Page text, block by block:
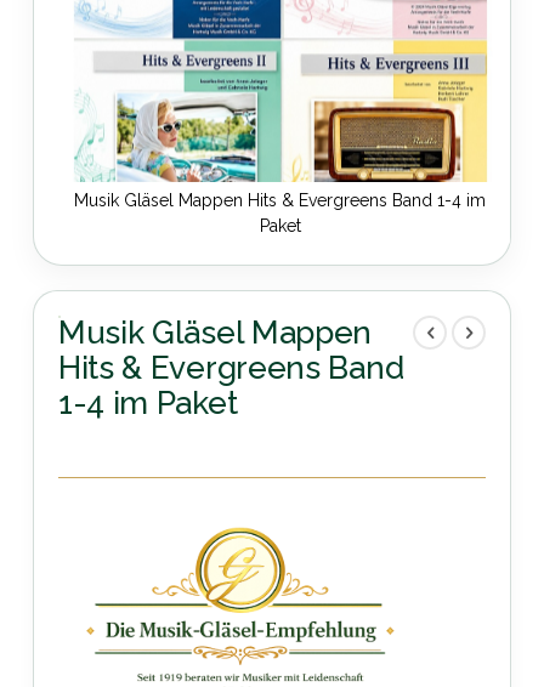
Musik Gläsel Mappen Hits & Evergreens Band 1-4 im
Paket
Zum
Anfang
der
Bildergalerie
springen
Musik Gläsel Mappen
Hits & Evergreens Band
1-4 im Paket